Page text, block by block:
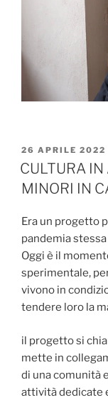
PUBBLICATO
IL
26 APRILE 2022
CULTURA
MINORI IN
Era un progetto
pandemia
Oggi è il
sperimentale,
vivono in
tendere loro la
il progetto si
mette in
di una comunità
attività dedicate